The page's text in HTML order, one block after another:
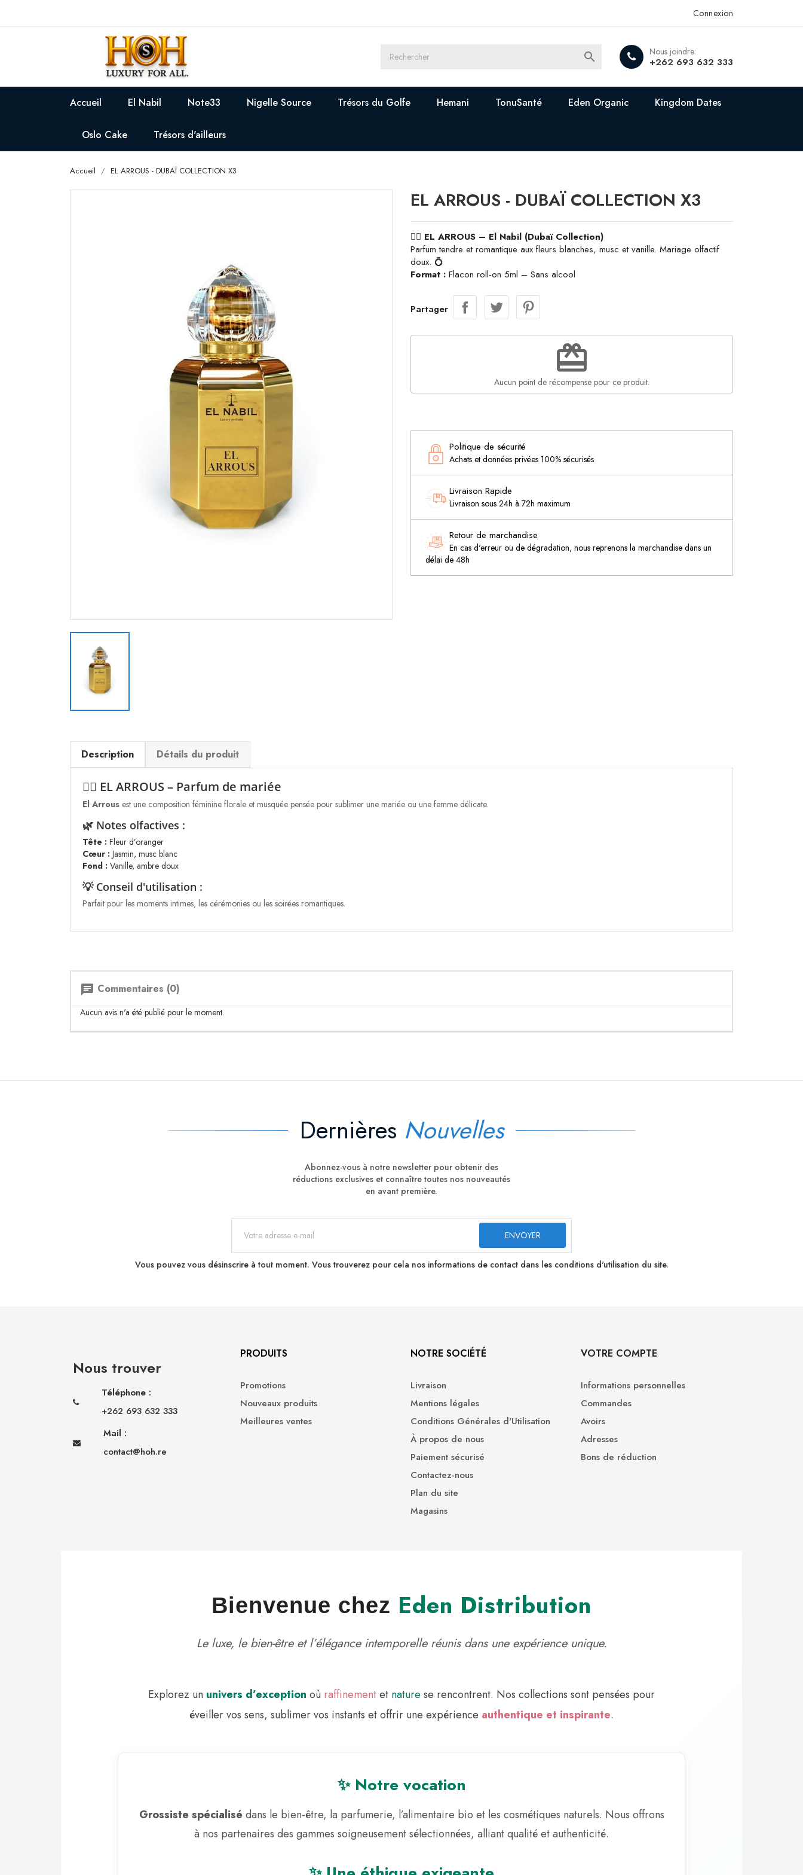
Connexion
Nous joindre:
+262 693 632 333

Accueil El Nabil Note33 Nigelle Source Trésors du Golfe Hemani TonuSanté Eden Organic Kingdom Dates
Oslo Cake Trésors d'ailleurs
Accueil EL ARROUS - DUBAÏ COLLECTION X3
EL ARROUS - DUBAÏ COLLECTION X3
👰‍♀️ EL ARROUS – El Nabil (Dubaï Collection)
Parfum tendre et romantique aux fleurs blanches, musc et vanille. Mariage olfactif
doux. 💍
Format : Flacon roll-on 5ml – Sans alcool
Partager
redeem
Aucun point de récompense pour ce produit.
Politique de sécurité
Achats et données privées 100% sécurisés
Livraison Rapide
Livraison sous 24h à 72h maximum
Retour de marchandise
En cas d'erreur ou de dégradation, nous reprenons la marchandise dans un
délai de 48h
Description Détails du produit
👰‍♀️ EL ARROUS – Parfum de mariée
El Arrous est une composition féminine florale et musquée pensée pour sublimer une mariée ou une femme délicate.
🌿 Notes olfactives :
Tête : Fleur d’oranger
Cœur : Jasmin, musc blanc
Fond : Vanille, ambre doux
💡 Conseil d'utilisation :
Parfait pour les moments intimes, les cérémonies ou les soirées romantiques.
chat Commentaires (0)
Aucun avis n'a été publié pour le moment.
Dernières Nouvelles
Abonnez-vous à notre newsletter pour obtenir des
réductions exclusives et connaître toutes nos nouveautés
en avant première.
Vous pouvez vous désinscrire à tout moment. Vous trouverez pour cela nos informations de contact dans les conditions d'utilisation du site.
Nous trouver
Téléphone :
+262 693 632 333
Mail :
contact@hoh.re
PRODUITS
Promotions
Nouveaux produits
Meilleures ventes
NOTRE SOCIÉTÉ
Livraison
Mentions légales
Conditions Générales d'Utilisation
À propos de nous
Paiement sécurisé
Contactez-nous
Plan du site
Magasins
VOTRE COMPTE
Informations personnelles
Commandes
Avoirs
Adresses
Bons de réduction
Bienvenue chez Eden Distribution
Le luxe, le bien-être et l’élégance intemporelle réunis dans une expérience unique.
Explorez un univers d’exception où raffinementet nature se rencontrent. Nos collections sont pensées pour
éveiller vos sens, sublimer vos instants et offrir une expérience authentique et inspirante.
✨ Notre vocation
Grossiste spécialisé dans le bien-être, la parfumerie, l’alimentaire bio et les cosmétiques naturels. Nous offrons
à nos partenaires des gammes soigneusement sélectionnées, alliant qualité et authenticité.